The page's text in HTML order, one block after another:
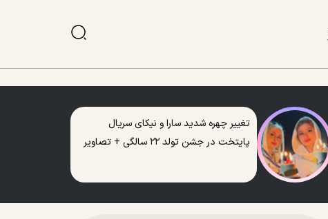
تغییر چهره شدید سارا و نیکای سریال
پایتخت در جشن تولد ۲۲ سالگی + تصاویر